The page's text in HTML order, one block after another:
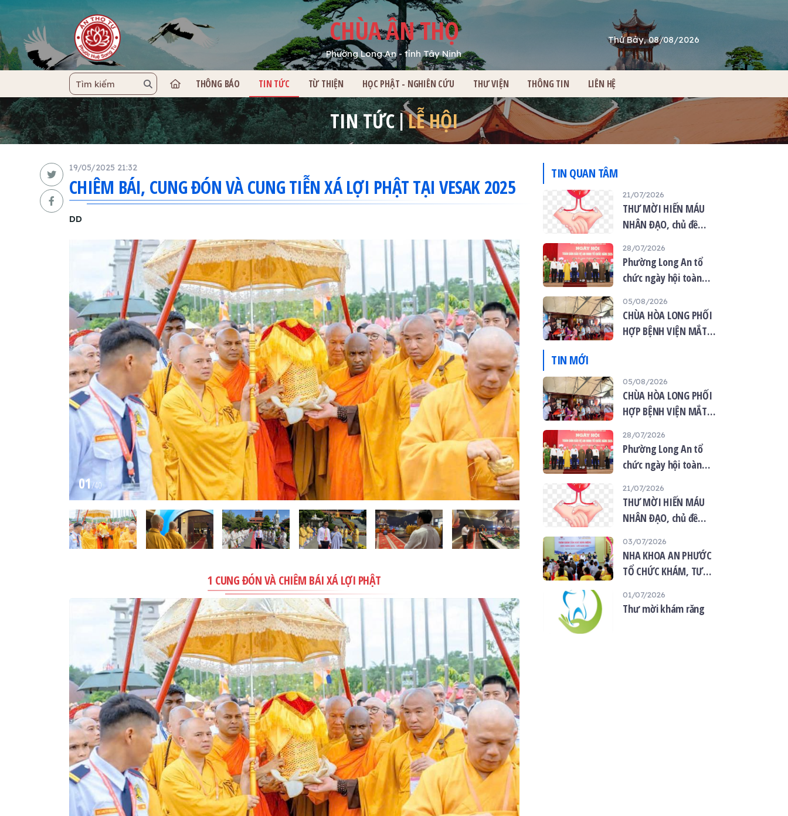
CHÙA ÂN THỌ
Phường Long An - tỉnh Tây Ninh
Thứ Bảy, 08/08/2026
TRANG CHỦ
THÔNG BÁO TIN TỨC TỪ THIỆN HỌC PHẬT - NGHIÊN CỨU THƯ VIỆN THÔNG TIN LIÊN HỆ
TIN TỨC LỄ HỘI
19/05/2025 21:32
CHIÊM BÁI, CUNG ĐÓN VÀ CUNG TIỄN XÁ LỢI PHẬT TẠI VESAK 2025
DD
01/40
1 CUNG ĐÓN VÀ CHIÊM BÁI XÁ LỢI PHẬT
TIN QUAN TÂM
21/07/2026
THƯ MỜI HIẾN MÁU
NHÂN ĐẠO, chủ đề
mùa Vu lan”
28/07/2026
Phường Long An tổ
chức ngày hội toàn
quốc năm 2026
05/08/2026
CHÙA HÒA LONG PHỐI
HỢP BỆNH VIỆN MẮT
NGƯỜI DÂN
TIN MỚI
05/08/2026
CHÙA HÒA LONG PHỐI
HỢP BỆNH VIỆN MẮT
MẮT MIỄN PHÍ CHO 120
NGƯỜI DÂN
28/07/2026
Phường Long An tổ
chức ngày hội toàn
quốc năm 2026
21/07/2026
THƯ MỜI HIẾN MÁU
NHÂN ĐẠO, chủ đề
mùa Vu lan”
03/07/2026
NHA KHOA AN PHƯỚC
TỔ CHỨC KHÁM, TƯ
MIỆNG MIỄN PHÍ TẠI
01/07/2026
Thư mời khám răng